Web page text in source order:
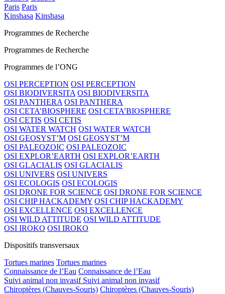
Paris Paris
Kinshasa Kinshasa
Programmes de Recherche
Programmes de Recherche
Programmes de l’ONG
OSI PERCEPTION OSI PERCEPTION
OSI BIODIVERSITA OSI BIODIVERSITA
OSI PANTHERA OSI PANTHERA
OSI CETA’BIOSPHERE OSI CETA’BIOSPHERE
OSI CETIS OSI CETIS
OSI WATER WATCH OSI WATER WATCH
OSI GEOSYST’M OSI GEOSYST’M
OSI PALEOZOIC OSI PALEOZOIC
OSI EXPLOR’EARTH OSI EXPLOR’EARTH
OSI GLACIALIS OSI GLACIALIS
OSI UNIVERS OSI UNIVERS
OSI ECOLOGIS OSI ECOLOGIS
OSI DRONE FOR SCIENCE OSI DRONE FOR SCIENCE
OSI CHIP HACKADEMY OSI CHIP HACKADEMY
OSI EXCELLENCE OSI EXCELLENCE
OSI WILD ATTITUDE OSI WILD ATTITUDE
OSI IROKO OSI IROKO
Dispositifs transversaux
Tortues marines Tortues marines
Connaissance de l’Eau Connaissance de l’Eau
Suivi animal non invasif Suivi animal non invasif
Chiroptères (Chauves-Souris) Chiroptères (Chauves-Souris)